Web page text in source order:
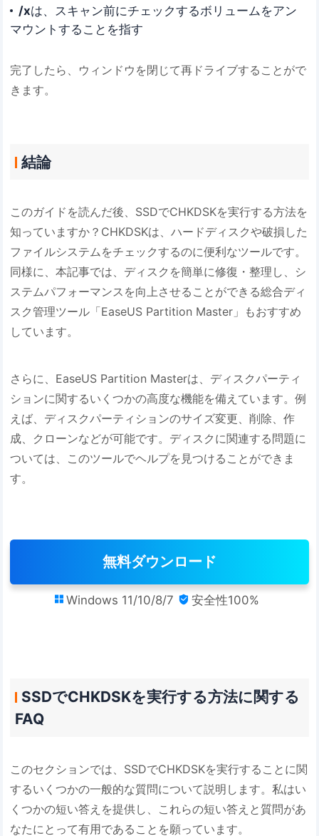
/xは、スキャン前にチェックするボリュームをアン
マウントすることを指す
完了したら、ウィンドウを閉じて再ドライブすることがで
きます。
結論
このガイドを読んだ後、SSDでCHKDSKを実行する方法を
知っていますか？CHKDSKは、ハードディスクや破損した
ファイルシステムをチェックするのに便利なツールです。
同様に、本記事では、ディスクを簡単に修復・整理し、シ
ステムパフォーマンスを向上させることができる総合ディ
スク管理ツール「EaseUS Partition Master」もおすすめ
しています。
さらに、EaseUS Partition Masterは、ディスクパーティ
ションに関するいくつかの高度な機能を備えています。例
えば、ディスクパーティションのサイズ変更、削除、作
成、クローンなどが可能です。ディスクに関連する問題に
ついては、このツールでヘルプを見つけることができま
す。
無料ダウンロード
 Windows 11/10/8/7  安全性100%
SSDでCHKDSKを実行する方法に関する
FAQ
このセクションでは、SSDでCHKDSKを実行することに関
するいくつかの一般的な質問について説明します。私はい
くつかの短い答えを提供し、これらの短い答えと質問があ
なたにとって有用であることを願っています。